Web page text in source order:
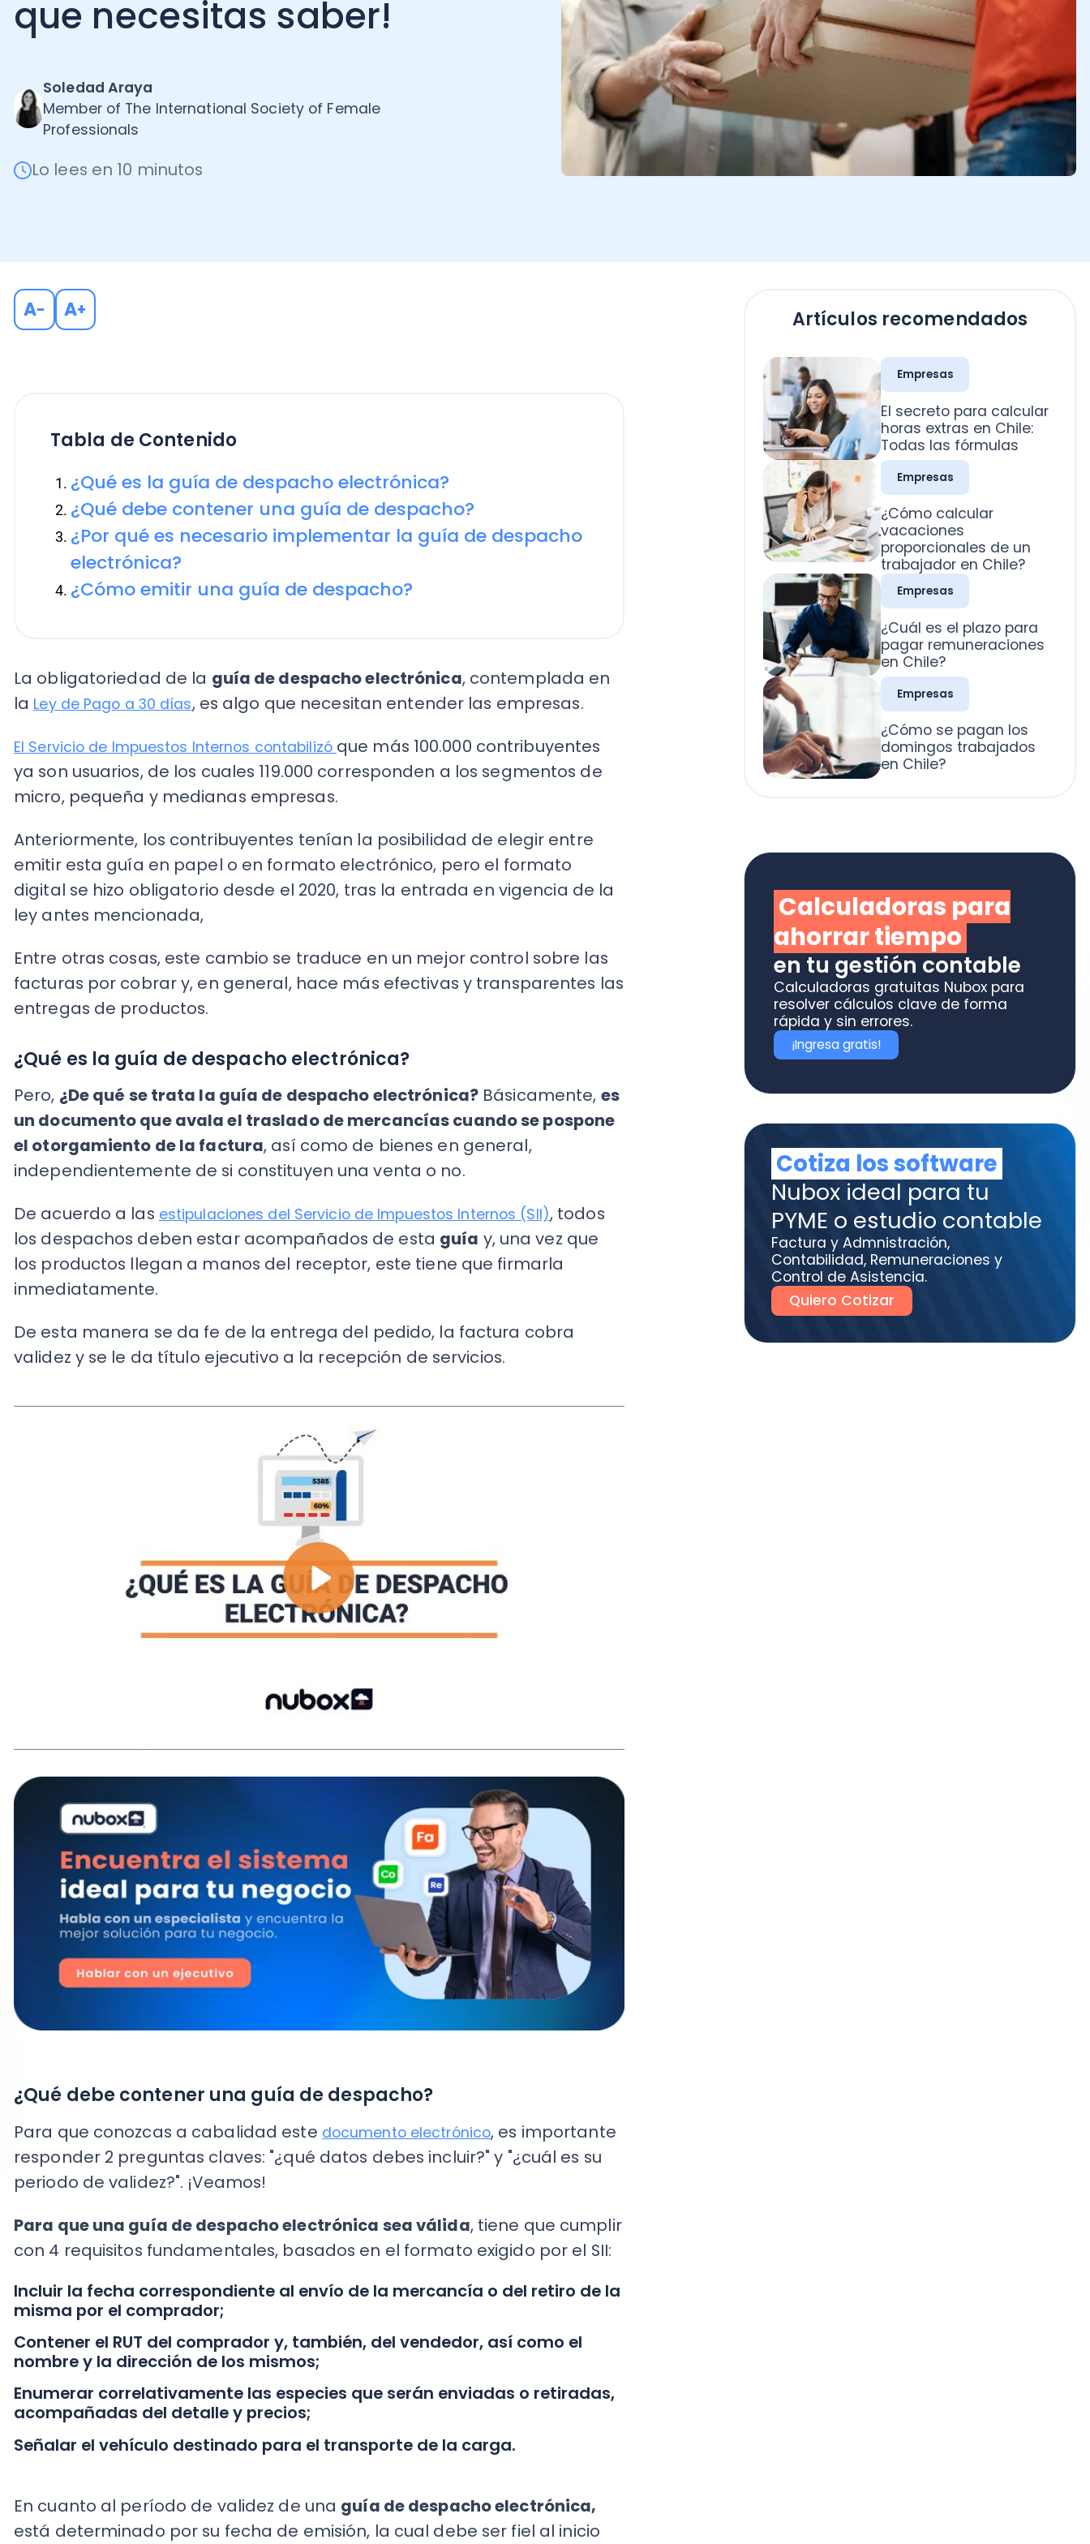
Professionals
Lo lees en 10 minutos
¿Qué debe contener una guía de despacho?
¿Por qué es necesario implementar la guía de despacho
electrónica?
¿Cómo emitir una guía de despacho?
La obligatoriedad de la guía de despacho electrónica
, es algo que necesitan entender las empresas.
ya son usuarios, de los cuales 119.000 corresponden a los segmentos de
micro, pequeña y medianas empresas.
emitir esta guía en papel o en formato electrónico, pero el formato
digital se hizo obligatorio desde el 2020, tras la entrada en vigencia de la
ley antes mencionada,
Entre otras cosas, este cambio se traduce en un mejor control sobre las
facturas por cobrar y, en general, hace más efectivas y transparentes las
entregas de productos.
¿Qué es la guía de despacho electrónica?
Pero,¿De qué se trata la guía de despacho electrónica?Básicamente,es
un documento que avala el traslado de mercancías cuando se pospone
el otorgamiento de la factura
De acuerdo a las estipulaciones del Servicio de Impuestos Internos (SII)
los despachos deben estar acompañados de estaguíay, una vez que
los productos llegan a manos del receptor, este tiene que firmarla
inmediatamente.
De esta manera se da fe de la entrega del pedido, la factura cobra
¿Qué debe contener una guía de despacho?
Para que conozcas a cabalidad estedocumento electrónico, es importante
responder 2 preguntas claves: "¿qué datos debes incluir?" y "¿cuál es su
Para que una guía de despacho electrónica sea válida
, tiene que cumplir
con 4 requisitos fundamentales, basados en el formato exigido por el SII:
Contener el RUT del comprador y, también, del vendedor, así como el
Enumerar correlativamente las especies que serán enviadas o retiradas,
acompañadas del detalle y precios;
Señalar el vehículo destinado para el transporte de la carga.
En cuanto al período de validez de unaguía de despacho electrónica,
del traslado, considerando una demora razonable entre esta etapa y la
entrega.
En sí,este mecanismo agiliza directamente el ciclo de pago, ya que, al
firmarse la recepción de la mercancía, la factura debe emitirse. En caso
de que se postergue por cualquier razón, puede hacerse hasta el día 10
del siguiente mes como máximo, pero fijando como fecha de
vencimiento el último día del mes anterior.
no tienen facturas impagas pasados los 30 días de su emisión.
Artículos recomendados
Empresas
horas extras en Chile:
Todas las fórmulas
Empresas
¿Cómo calcular
vacaciones
proporcionales de un
trabajador en Chile?
Empresas
¿Cuál es el plazo para
pagar remuneraciones
Empresas
¿Cómo se pagan los
domingos trabajados
en Chile?
Calculadoras gratuitas Nubox para
resolver cálculos clave de forma
rápida y sin errores.
¡Ingresa gratis!
Cotiza los software
Nubox ideal para tu
PYME o estudio contable
Factura y Admnistración,
Control de Asistencia.
Quiero Cotizar